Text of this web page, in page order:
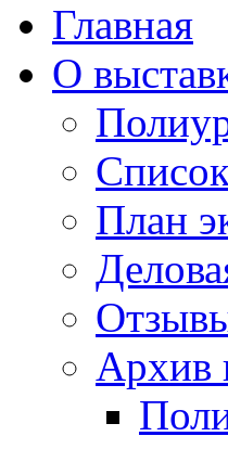
Главная
О
План
Архив